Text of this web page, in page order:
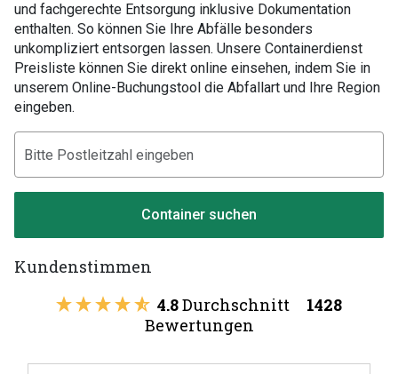
und fachgerechte Entsorgung inklusive Dokumentation
enthalten. So können Sie Ihre Abfälle besonders
unkompliziert entsorgen lassen. Unsere Containerdienst
Preisliste können Sie direkt online einsehen, indem Sie in
unserem Online-Buchungstool die Abfallart und Ihre Region
eingeben.
Container suchen
Kundenstimmen
4.8Durchschnitt
1428
Bewertungen